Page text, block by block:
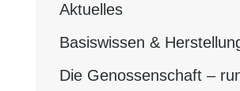
Aktuelles
Basiswissen &
Die Genossenschaft –